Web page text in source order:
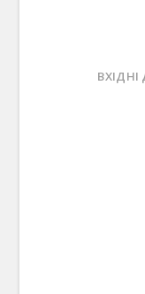
ВХІДНІ